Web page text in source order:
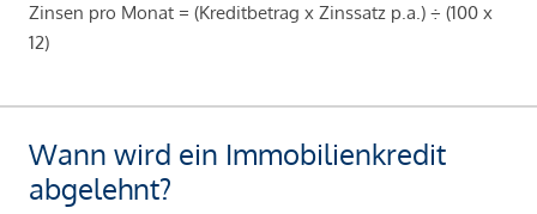
Zinsen pro Monat = (Kreditbetrag x Zinssatz p.a.) ÷ (100 x
12)
Wann wird ein Immobilienkredit
abgelehnt?